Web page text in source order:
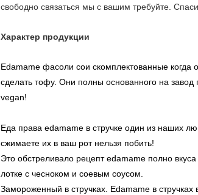
свободно связаться мы с вашим требуйте.
Характер продукции
Edamame фасоли сои скомплектованные
сделать тофу. Они полны основанного на
vegan!
Еда права edamame в стручке один из наших
сжимаете их в ваш рот нельзя побить!
Это обстреливало рецепт edamame полно
лотке с чесноком и соевым соусом.
Замороженный в стручках. Edamame в стручках